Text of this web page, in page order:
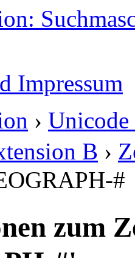
Impressum
› Unicode
B ›
#
zum